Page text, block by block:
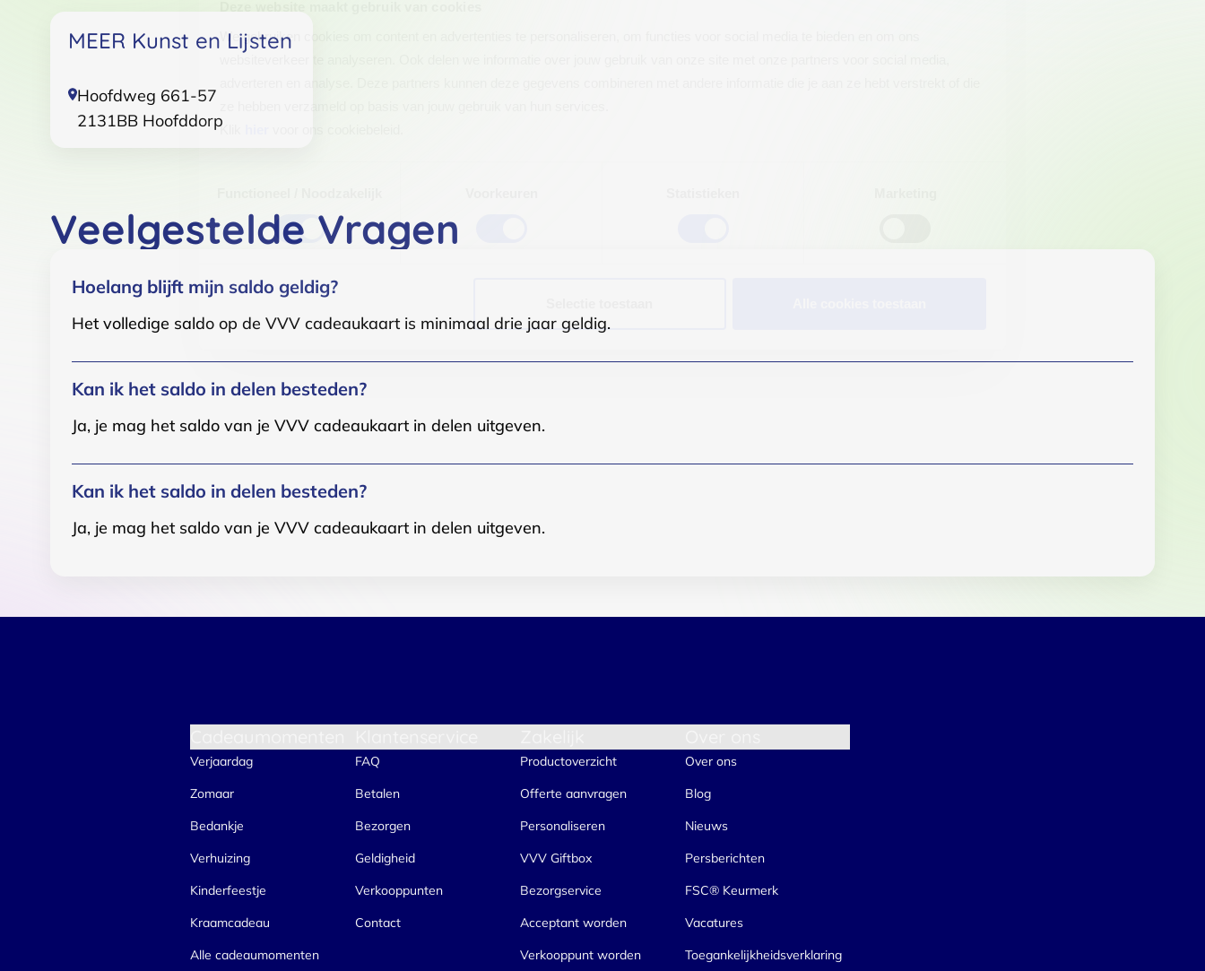
We gebruiken cookies om content en advertenties te personaliseren, om functies voor social media te bieden en om ons
Klik
MEER Kunst en Lijsten
Hoofdweg 661-57
2131BB Hoofddorp
Veelgestelde Vragen
Hoelang blijft mijn saldo geldig?
Het volledige saldo op de VVV cadeaukaart is minimaal drie jaar geldig.
Kan ik het saldo in delen besteden?
Ja, je mag het saldo van je VVV cadeaukaart in delen uitgeven.
Kan ik het saldo in delen besteden?
Ja, je mag het saldo van je VVV cadeaukaart in delen uitgeven.
Verjaardag
Zomaar
Bedankje
Verhuizing
Kinderfeestje
Kraamcadeau
Alle cadeaumomenten
FAQ
Betalen
Bezorgen
Geldigheid
Verkooppunten
Contact
Productoverzicht
Offerte aanvragen
Personaliseren
VVV Giftbox
Bezorgservice
Acceptant worden
Verkooppunt worden
Over ons
Blog
Nieuws
Persberichten
FSC® Keurmerk
Vacatures
Toegankelijkheidsverklaring